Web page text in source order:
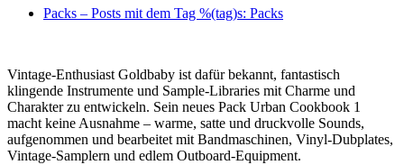
Packs – Posts mit dem Tag %(tag)s: Packs
Vintage-Enthusiast Goldbaby ist dafür bekannt, fantastisch
klingende Instrumente und Sample-Libraries mit Charme und
Charakter zu entwickeln. Sein neues Pack Urban Cookbook 1
macht keine Ausnahme – warme, satte und druckvolle Sounds,
aufgenommen und bearbeitet mit Bandmaschinen, Vinyl-Dubplates,
Vintage-Samplern und edlem Outboard-Equipment.